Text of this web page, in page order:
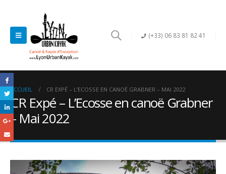
(+33) 06 83 81 82 41
ACCUEIL CR EXPÉ – L’ECOSSE EN CANOË GRABNER – MAI 2022
CR Expé – L’Ecosse en canoë Grabner
– Mai 2022